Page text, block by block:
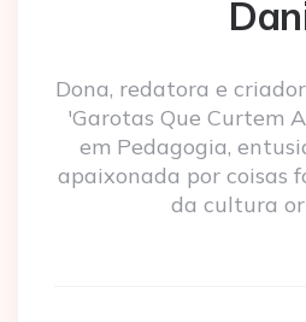
Dona, redatora e
'Garotas Que Curtem
em Pedagogia,
apaixonada por coisas
da cultura